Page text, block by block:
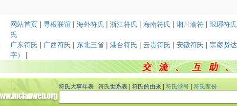
网站首页 | 寻根联谊 | 海外符氏 | 浙江符氏 | 海南符氏 | 湘川渝符 | 琅琊符氏
氏
广东符氏 | 广西符氏 | 东北三省 | 港台符氏 | 云贵符氏 | 安徽符氏 | 宗彦贤达
字）
|
符氏大事年表 | 符氏世系表 | 符氏的由来 | 符氏堂号 | 符氏辈份